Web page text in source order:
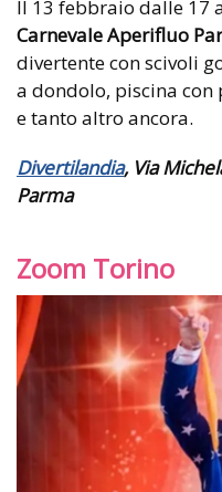
Il 13 febbraio dalle 17
Carnevale Aperifluo
divertente con scivoli
a dondolo, piscina
e tanto altro ancora.
Divertilandia, Via
Parma
Zoom Torino